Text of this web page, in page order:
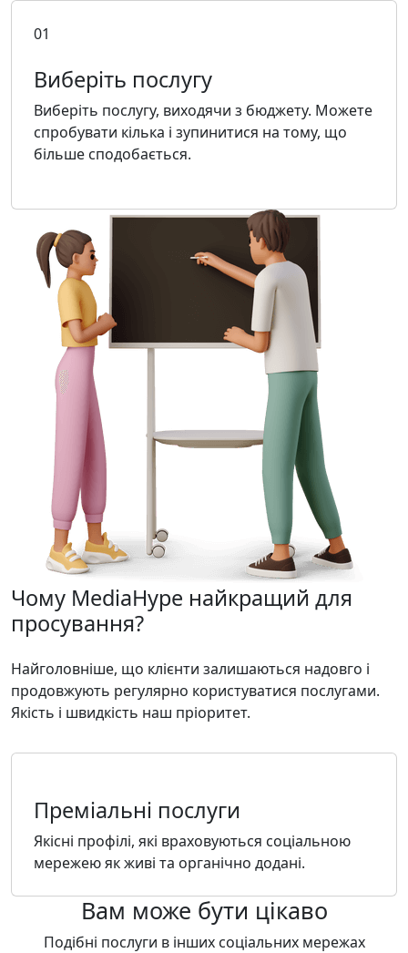
01
Виберіть послугу
Виберіть послугу, виходячи з бюджету. Можете
спробувати кілька і зупинитися на тому, що
більше сподобається.
Чому MediaHype найкращий для
просування?
Найголовніше, що клієнти залишаються надовго і
продовжують регулярно користуватися послугами.
Якість і швидкість наш пріоритет.
Преміальні послуги
Якісні профілі, які враховуються соціальною
мережею як живі та органічно додані.
Вам може бути цікаво
Подібні послуги в інших соціальних мережах